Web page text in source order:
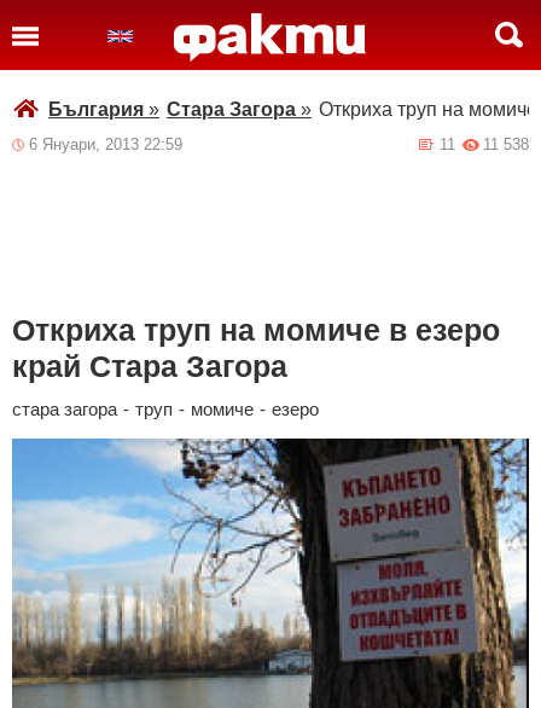
България » Стара Загора » Откриха труп на
6 Януари, 2013 22:59 11 538
11
Откриха труп на момиче в езеро
край Стара Загора
стара загора - труп - момиче - езеро